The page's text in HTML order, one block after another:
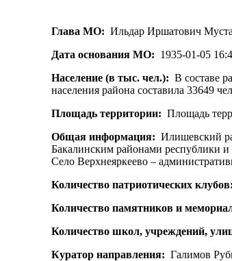
Глава МО: Ильдар Иршатович
Дата основания МО: 1935-01-05
Население (в тыс. чел.): В составе
населения района составила 33649
Площадь территории: Площадь
Общая информация: Илишевский
Бакалинским районами республики
Село Верхнеяркеево –
Количество патриотических клубов:
Количество памятников и
Количество школ, учреждений,
Куратор направления: Галимов